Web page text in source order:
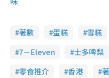
著數 蛋糕 雪糕
7－Eleven
士多啤梨
零食推介
香港